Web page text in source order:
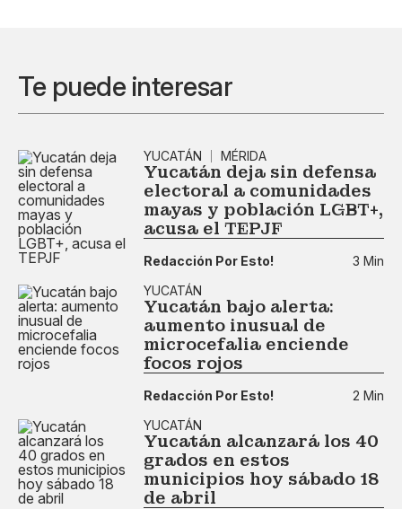
Te puede interesar
YUCATÁN MÉRIDA
Yucatán deja sin defensa
electoral a comunidades
mayas y población LGBT+,
acusa el TEPJF
Redacción Por Esto!
3 Min
YUCATÁN
Yucatán bajo alerta:
aumento inusual de
microcefalia enciende
focos rojos
Redacción Por Esto!
2 Min
YUCATÁN
Yucatán alcanzará los 40
grados en estos
municipios hoy sábado 18
de abril